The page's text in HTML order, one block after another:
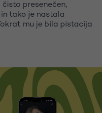
presenečen,
tako je nastala
mu je bila pistacija